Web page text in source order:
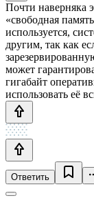
Почти наверняка
«свободная
используется,
другим, так как
может
гигабайт
использовать её
Ответить